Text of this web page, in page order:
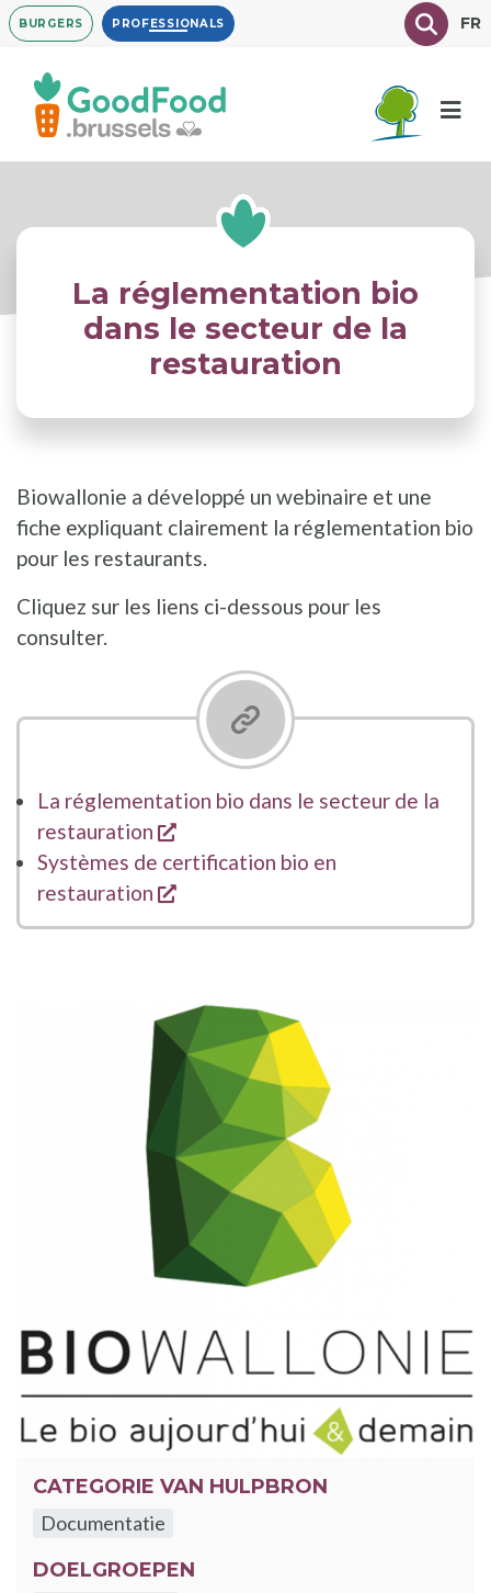
Overslaan
en
inhoud
gaan
BURGERS PROFESSIONALS TexteFR
La réglementation bio
dans le secteur de la
restauration
Biowallonie a développé un webinaire et une
fiche expliquant clairement la réglementation bio
pour les restaurants.
Cliquez sur les liens ci-dessous pour les
consulter.
La réglementation bio dans le secteur de la
restauration
opent een nieuw venster
Systèmes de certification bio en
restauration
opent een nieuw venster
CATEGORIE VAN HULPBRON
Documentatie
DOELGROEPEN